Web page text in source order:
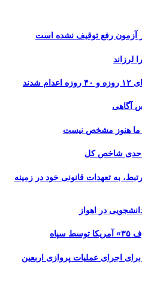
آزمون رفع توقیف نشده است
آگاهی
به تعهدات قانونی خود در زمینه
اجرای عملیات پروازی اربعین